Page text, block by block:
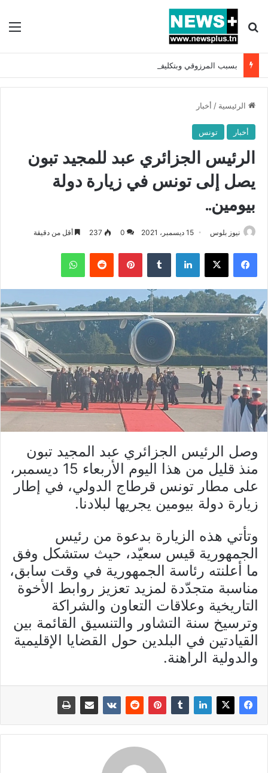
بحث عن
الرئيسية / أخبار
أخبار تونس
الرئيس الجزائري عبد للمجيد تبون
يصل إلى تونس في زيارة دولة
بيومين..
نيوز بلوس 15 ديسمبر، 2021 0
237 أقل من دقيقة
فيسبوك X لينكدإن بينتيريست واتساب
وصل الرئيس الجزائري عبد المجيد تبون
منذ قليل من هذا اليوم الأربعاء 15 ديسمبر،
على مطار تونس قرطاج الدولي، في إطار
زيارة دولة بيومين يجريها لبلادنا.
وتأتي هذه الزيارة بدعوة من رئيس
الجمهورية قيس سعيّد، حيث ستشكل وفق
ما أعلنته رئاسة الجمهورية في وقت سابق،
مناسبة متجدّدة لمزيد تعزيز روابط الأخوة
التاريخية وعلاقات التعاون والشراكة
وترسيخ سنة التشاور والتنسيق القائمة بين
القيادتين في البلدين حول القضايا الإقليمية
والدولية الراهنة.